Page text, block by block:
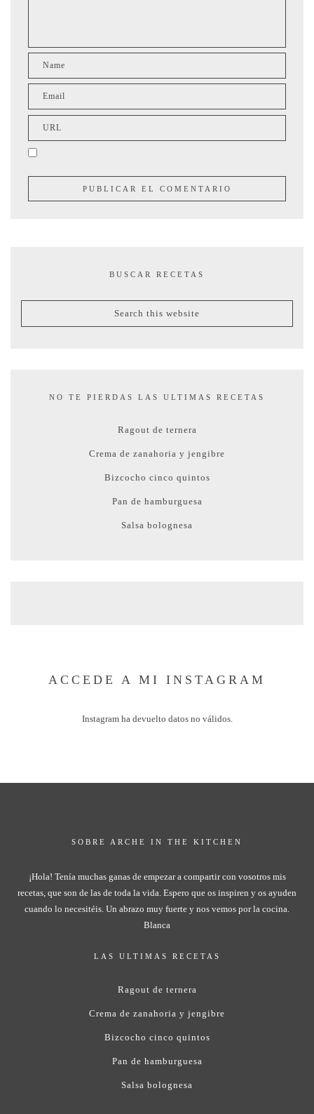
BUSCAR RECETAS
NO TE PIERDAS LAS ULTIMAS RECETAS
Ragout de ternera
Crema de zanahoria y jengibre
Bizcocho cinco quintos
Pan de hamburguesa
Salsa bolognesa
ACCEDE A MI INSTAGRAM
Instagram ha devuelto datos no válidos.
SOBRE ARCHE IN THE KITCHEN
¡Hola! Tenía muchas ganas de empezar a compartir con vosotros mis
recetas, que son de las de toda la vida. Espero que os inspiren y os ayuden
cuando lo necesitéis. Un abrazo muy fuerte y nos vemos por la cocina.
Blanca
LAS ULTIMAS RECETAS
Ragout de ternera
Crema de zanahoria y jengibre
Bizcocho cinco quintos
Pan de hamburguesa
Salsa bolognesa